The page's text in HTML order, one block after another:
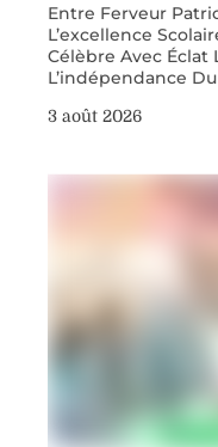
Entre Ferveur
L’excellence
Célèbre Avec Éclat
L’indépendance
3 août 2026